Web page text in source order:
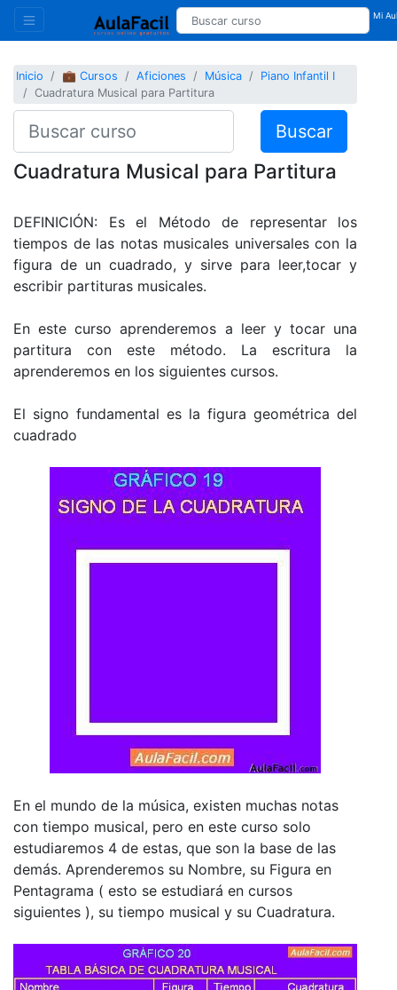
Mi
Inicio 💼 Cursos Aficiones Música
Piano Infantil I
Cuadratura Musical para Partitura
Buscar
Cuadratura Musical para Partitura
DEFINICIÓN: Es el Método de representar los
tiempos de las notas musicales universales con la
figura de un cuadrado, y sirve para leer,tocar y
escribir partituras musicales.
En este curso aprenderemos a leer y tocar una
partitura con este método. La escritura la
aprenderemos en los siguientes cursos.
El signo fundamental es la figura geométrica del
cuadrado
En el mundo de la música, existen muchas notas
con tiempo musical, pero en este curso solo
estudiaremos 4 de estas, que son la base de las
demás. Aprenderemos su Nombre, su Figura en
Pentagrama ( esto se estudiará en cursos
siguientes ), su tiempo musical y su Cuadratura.